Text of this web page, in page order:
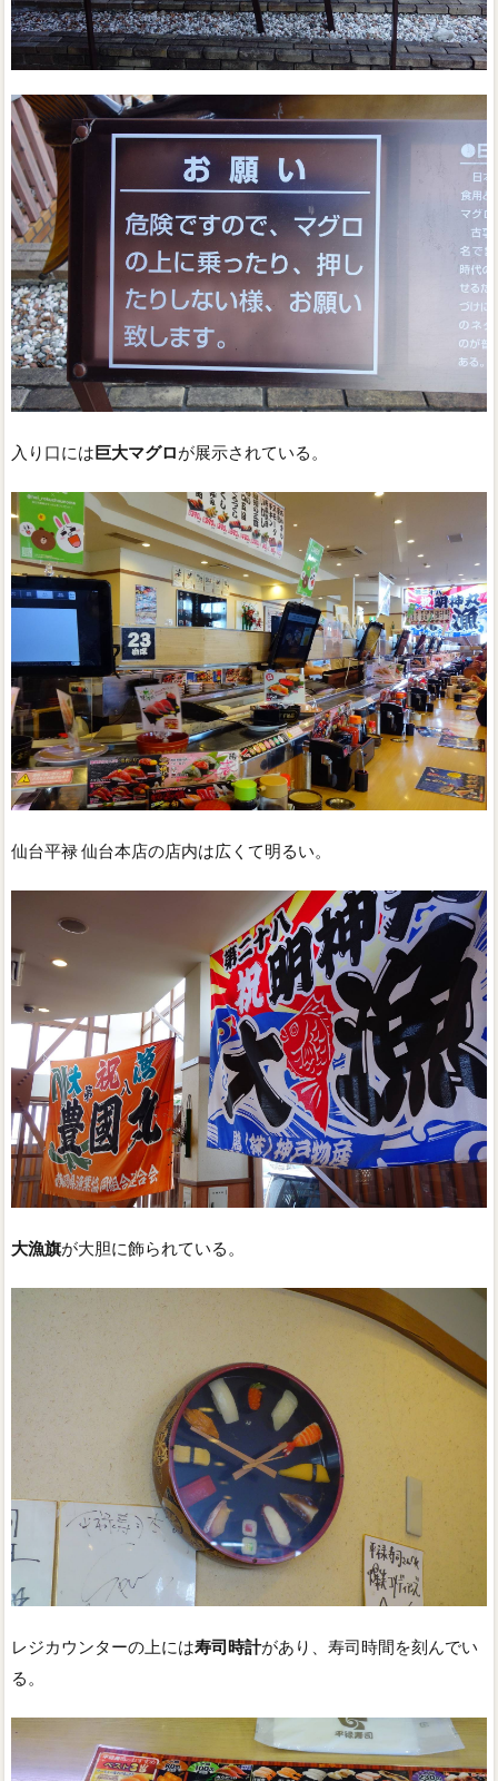
入り口には 巨大マグロが展示されている。
仙台平禄 仙台本店の店内は広くて明るい。
大漁旗が大胆に飾られている。
レジカウンターの上には寿司時計があり、寿司時間を刻んでい
る。